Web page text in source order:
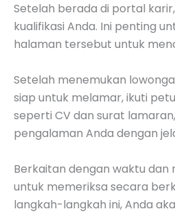
Setelah berada di portal
kualifikasi Anda. Ini penting
halaman tersebut untuk
Setelah menemukan
siap untuk melamar, ikuti
seperti CV dan surat
pengalaman Anda dengan
Berkaitan dengan waktu dan
untuk memeriksa secara
langkah-langkah ini, Anda